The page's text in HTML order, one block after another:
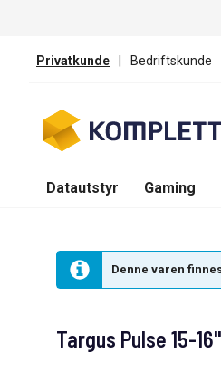
Privatkunde | Bedriftskunde
Datautstyr Gaming
Denne varen
Targus Pulse 15-